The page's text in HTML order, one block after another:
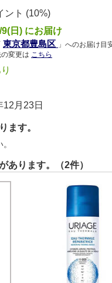
ント (10%)
日) にお届け
東京都豊島区 」へのお届け目
変更は こちら
12月23日
ます。
あります。（2件）